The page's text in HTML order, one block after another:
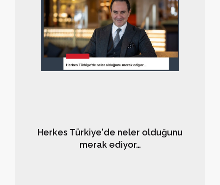
kaybetmek demek. "Yüksek faiz-düşük kur" bu
ortamda çekici değil. Ama, kime anlatıyoruz ki?
Herkes Türkiye'de neler olduğunu
merak ediyor…